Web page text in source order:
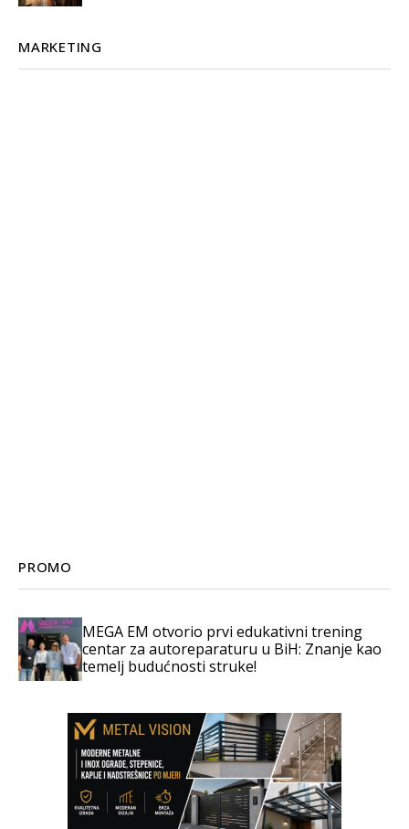
MARKETING
PROMO
MEGA EM otvorio prvi edukativni trening
centar za autoreparaturu u BiH: Znanje kao
temelj budućnosti struke!